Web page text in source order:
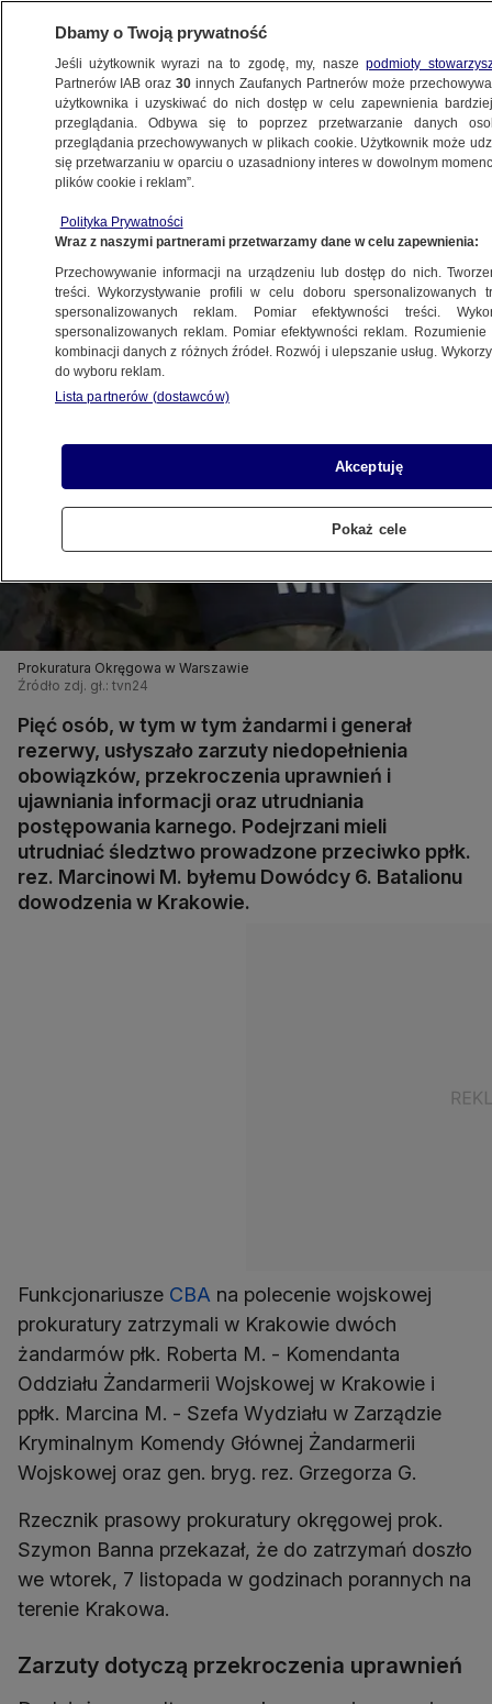
KRAKÓW
Prokuratura: pięć osób usłyszało zarzuty
10.11.2023, 14:35
Udostępnij
Prokuratura Okręgowa w Warszawie
Źródło zdj. gł.: tvn24
Pięć osób, w tym w tym żandarmi i generał
rezerwy, usłyszało zarzuty niedopełnienia
obowiązków, przekroczenia uprawnień i
ujawniania informacji oraz utrudniania
postępowania karnego. Podejrzani mieli
utrudniać śledztwo prowadzone przeciwko ppłk.
rez. Marcinowi M. byłemu Dowódcy 6. Batalionu
dowodzenia w Krakowie.
Funkcjonariusze CBA na polecenie wojskowej
prokuratury zatrzymali w Krakowie dwóch
żandarmów płk. Roberta M. - Komendanta
Oddziału Żandarmerii Wojskowej w Krakowie i
ppłk. Marcina M. - Szefa Wydziału w Zarządzie
Kryminalnym Komendy Głównej Żandarmerii
Wojskowej oraz gen. bryg. rez. Grzegorza G.
Rzecznik prasowy prokuratury okręgowej prok.
Szymon Banna przekazał, że do zatrzymań doszło
we wtorek, 7 listopada w godzinach porannych na
terenie Krakowa.
Zarzuty dotyczą przekroczenia uprawnień
Dbamy o Twoją prywatność
Jeśli użytkownik wyrazi na to zgodę, my, naszepodmioty
Partnerów IAB oraz30 innych Zaufanych Partnerów może
użytkownika i uzyskiwać do nich dostęp w celu zapewnienia
przeglądania. Odbywa się to poprzez przetwarzanie danych
przeglądania przechowywanych w plikach cookie. Użytkownik może
się przetwarzaniu w oparciu o uzasadniony interes w dowolnym
plików cookie i reklam”.
Polityka Prywatności
Wraz z naszymi partnerami przetwarzamy dane w celu zapewnienia:
Przechowywanie informacji na urządzeniu lub dostęp do nich.
treści. Wykorzystywanie profili w celu doboru spersonalizowanych
spersonalizowanych reklam. Pomiar efektywności treści.
spersonalizowanych reklam. Pomiar efektywności reklam.
kombinacji danych z różnych źródeł. Rozwój i ulepszanie usług.
do wyboru reklam.
Lista partnerów (dostawców)
Akceptuję
Pokaż cele